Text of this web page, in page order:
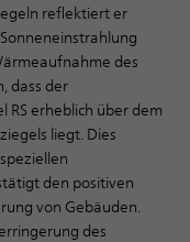
reflektiert er
des
dass der
RS erheblich über dem
liegt. Dies
den positiven
von Gebäuden.
des